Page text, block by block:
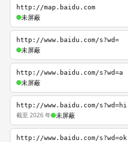
http://map.baidu.com
未屏蔽
http://www.baidu.com/s?wd=
未屏蔽
http://www.baidu.com/s?wd=a
未屏蔽
http://www.baidu.com/s?wd=hi
截至 2026 年 未屏蔽
http://www.baidu.com/s?wd=ok